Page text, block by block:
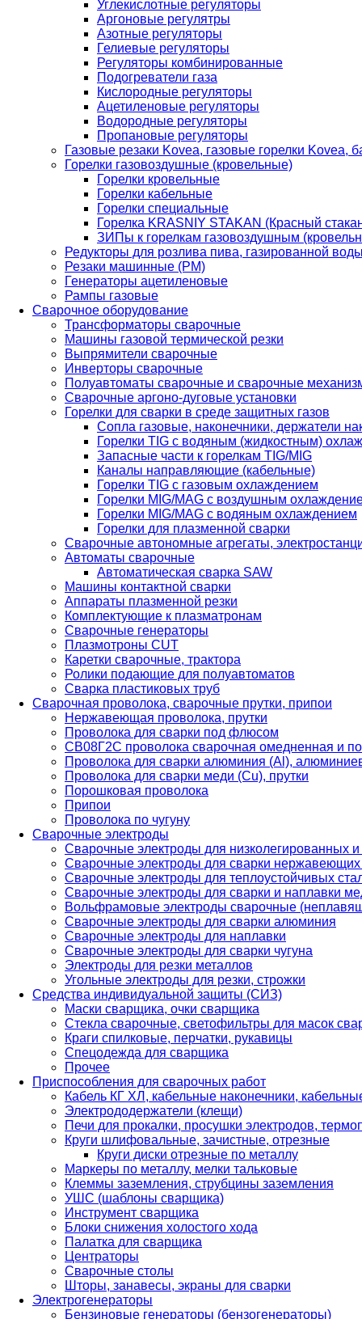
Углекислотные регуляторы
Аргоновые регулятры
Азотные регуляторы
Гелиевые регуляторы
Регуляторы комбинированные
Подогреватели газа
Кислородные регуляторы
Ацетиленовые регуляторы
Водородные регуляторы
Пропановые регуляторы
Газовые резаки Kovea, газовые горелки Kovea,
Горелки газовоздушные (кровельные)
Горелки кровельные
Горелки кабельные
Горелки специальные
Горелка KRASNIY STAKAN (Красный
ЗИПы к горелкам газовоздушным
Редукторы для розлива пива, газированной
Резаки машинные (РМ)
Генераторы ацетиленовые
Рампы газовые
Сварочное оборудование
Трансформаторы сварочные
Машины газовой термической резки
Выпрямители сварочные
Инверторы сварочные
Полуавтоматы сварочные и сварочные
Сварочные аргоно-дуговые установки
Горелки для сварки в среде защитных газов
Сопла газовые, наконечники, держатели
Горелки TIG с водяным (жидкостным)
Запасные части к горелкам TIG/MIG
Каналы направляющие (кабельные)
Горелки TIG с газовым охлаждением
Горелки MIG/MAG с воздушным
Горелки MIG/MAG с водяным охлаждением
Горелки для плазменной сварки
Сварочные автономные агрегаты,
Автоматы сварочные
Автоматическая сварка SAW
Машины контактной сварки
Аппараты плазменной резки
Комплектующие к плазматронам
Сварочные генераторы
Плазмотроны CUT
Каретки сварочные, трактора
Ролики подающие для полуавтоматов
Сварка пластиковых труб
Сварочная проволока, сварочные прутки, припои
Нержавеющая проволока, прутки
Проволока для сварки под флюсом
СВ08Г2С проволока сварочная омедненная и
Проволока для сварки алюминия (Al),
Проволока для сварки меди (Cu), прутки
Порошковая проволока
Припои
Проволока по чугуну
Сварочные электроды
Сварочные электроды для низколегированных и
Сварочные электроды для сварки
Сварочные электроды для теплоустойчивых
Сварочные электроды для сварки и наплавки
Вольфрамовые электроды сварочные
Сварочные электроды для сварки алюминия
Сварочные электроды для наплавки
Сварочные электроды для сварки чугуна
Электроды для резки металлов
Угольные электроды для резки, строжки
Средства индивидуальной защиты (СИЗ)
Маски сварщика, очки сварщика
Стекла сварочные, светофильтры для масок
Краги спилковые, перчатки, рукавицы
Спецодежда для сварщика
Прочее
Приспособления для сварочных работ
Кабель КГ ХЛ, кабельные наконечники,
Электрододержатели (клещи)
Печи для прокалки, просушки электродов,
Круги шлифовальные, зачистные, отрезные
Круги диски отрезные по металлу
Маркеры по металлу, мелки тальковые
Клеммы заземления, струбцины заземления
УШС (шаблоны сварщика)
Инструмент сварщика
Блоки снижения холостого хода
Палатка для сварщика
Центраторы
Сварочные столы
Шторы, занавесы, экраны для сварки
Электрогенераторы
Бензиновые генераторы (бензогенераторы)